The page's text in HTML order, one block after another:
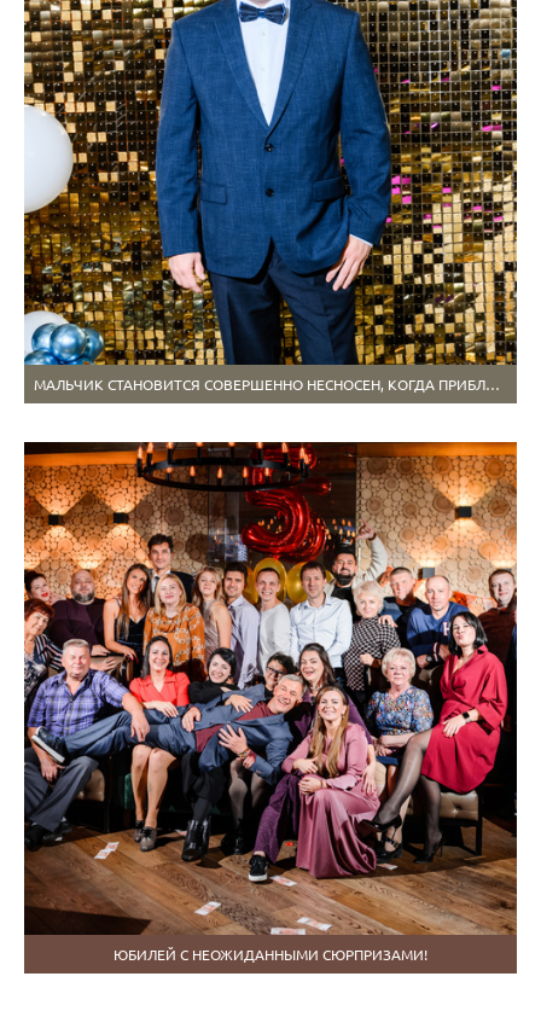
МАЛЬЧИК СТАНОВИТСЯ СОВЕРШЕННО НЕСНОСЕН, КОГДА ПРИБЛИЖАЕТСЯ К 50ТИ ГОДАМ
ЮБИЛЕЙ С НЕОЖИДАННЫМИ СЮРПРИЗАМИ!